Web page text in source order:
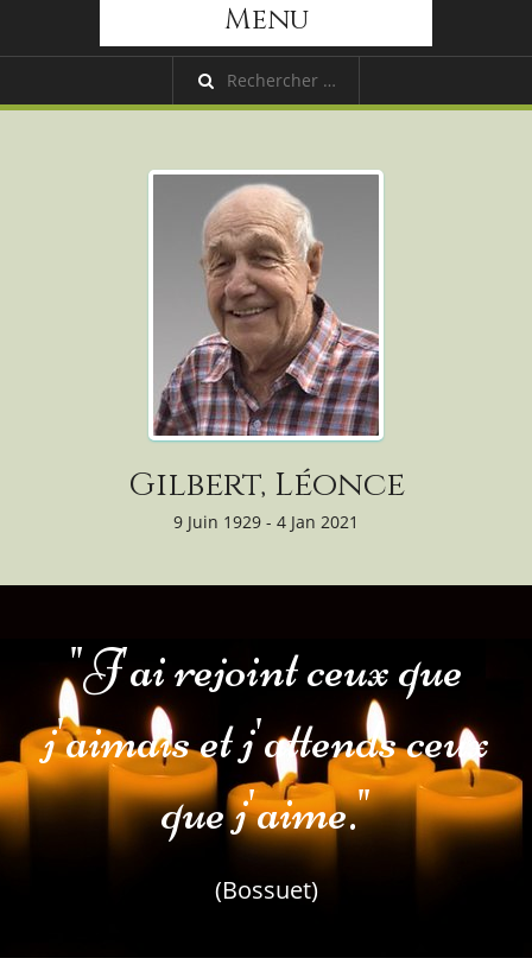
Menu
Gilbert, Léonce
9 Juin 1929 - 4 Jan 2021
"J'ai rejoint ceux que
j'aimais et j'attends ceux
que j'aime."
(Bossuet)